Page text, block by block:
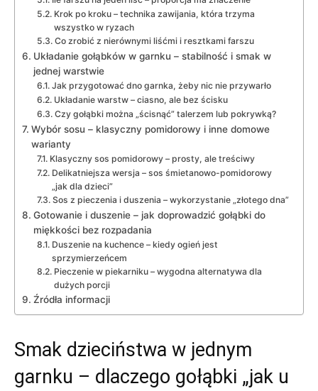
Krok po kroku – technika zawijania, która trzyma
wszystko w ryzach
Co zrobić z nierównymi liśćmi i resztkami farszu
Układanie gołąbków w garnku – stabilność i smak w
jednej warstwie
Jak przygotować dno garnka, żeby nic nie przywarło
Układanie warstw – ciasno, ale bez ścisku
Czy gołąbki można „ścisnąć” talerzem lub pokrywką?
Wybór sosu – klasyczny pomidorowy i inne domowe
warianty
Klasyczny sos pomidorowy – prosty, ale treściwy
Delikatniejsza wersja – sos śmietanowo-pomidorowy
„jak dla dzieci”
Sos z pieczenia i duszenia – wykorzystanie „złotego dna”
Gotowanie i duszenie – jak doprowadzić gołąbki do
miękkości bez rozpadania
Duszenie na kuchence – kiedy ogień jest
sprzymierzeńcem
Pieczenie w piekarniku – wygodna alternatywa dla
dużych porcji
Źródła informacji
Smak dzieciństwa w jednym
garnku – dlaczego gołąbki „jak u